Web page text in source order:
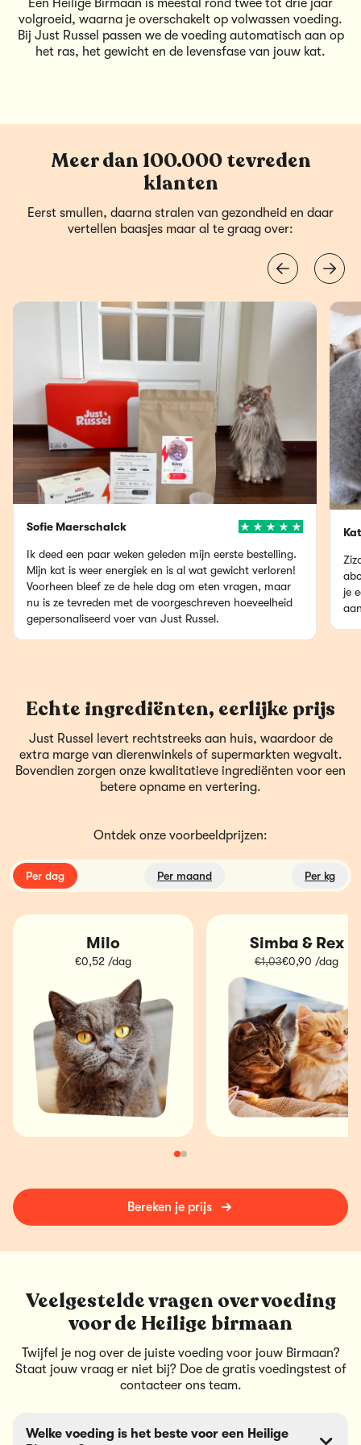
Een Heilige Birmaan is meestal rond twee tot drie jaar
volgroeid, waarna je overschakelt op volwassen voeding.
Bij Just Russel passen we de voeding automatisch aan op
het ras, het gewicht en de levensfase van jouw kat.
Meer dan 100.000 tevreden
klanten
Eerst smullen, daarna stralen van gezondheid en daar
vertellen baasjes maar al te graag over:
Sofie Maerschalck
Ik deed een paar weken geleden mijn eerste bestelling.
Mijn kat is weer energiek en is al wat gewicht verloren!
Voorheen bleef ze de hele dag om eten vragen, maar
nu is ze tevreden met de voorgeschreven hoeveelheid
gepersonaliseerd voer van Just Russel.
je
Echte ingrediënten, eerlijke prijs
Just Russel levert rechtstreeks aan huis, waardoor de
extra marge van dierenwinkels of supermarkten wegvalt.
Bovendien zorgen onze kwalitatieve ingrediënten voor een
betere opname en vertering.
Ontdek onze voorbeeldprijzen:
Per dag Per maand Per kg
Milo
€0,52 /dag
Simba & Rex
€1,03€0,90 /dag
Bereken je prijs
Veelgestelde vragen over voeding
voor de Heilige birmaan
Twijfel je nog over de juiste voeding voor jouw Birmaan?
Staat jouw vraag er niet bij? Doe de gratis voedingstest of
contacteer ons team.
Welke voeding is het beste voor een Heilige